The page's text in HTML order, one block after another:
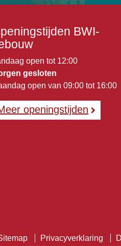
BWI-
open tot 12:00
gesloten
open van 09:00 tot 16:00
openingstijden
Privacyverklaring